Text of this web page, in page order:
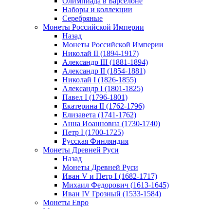
Наборы и коллекции
Серебряные
Монеты Российской Империи
Назад
Монеты Российской Империи
Николай II (1894-1917)
Александр III (1881-1894)
Александр II (1854-1881)
Николай I (1826-1855)
Александр I (1801-1825)
Павел I (1796-1801)
Екатерина II (1762-1796)
Елизавета (1741-1762)
Анна Иоанновна (1730-1740)
Петр I (1700-1725)
Русская Финляндия
Монеты Древней Руси
Назад
Монеты Древней Руси
Иван V и Петр I (1682-1717)
Михаил Федорович (1613-1645)
Иван IV Грозный (1533-1584)
Монеты Евро